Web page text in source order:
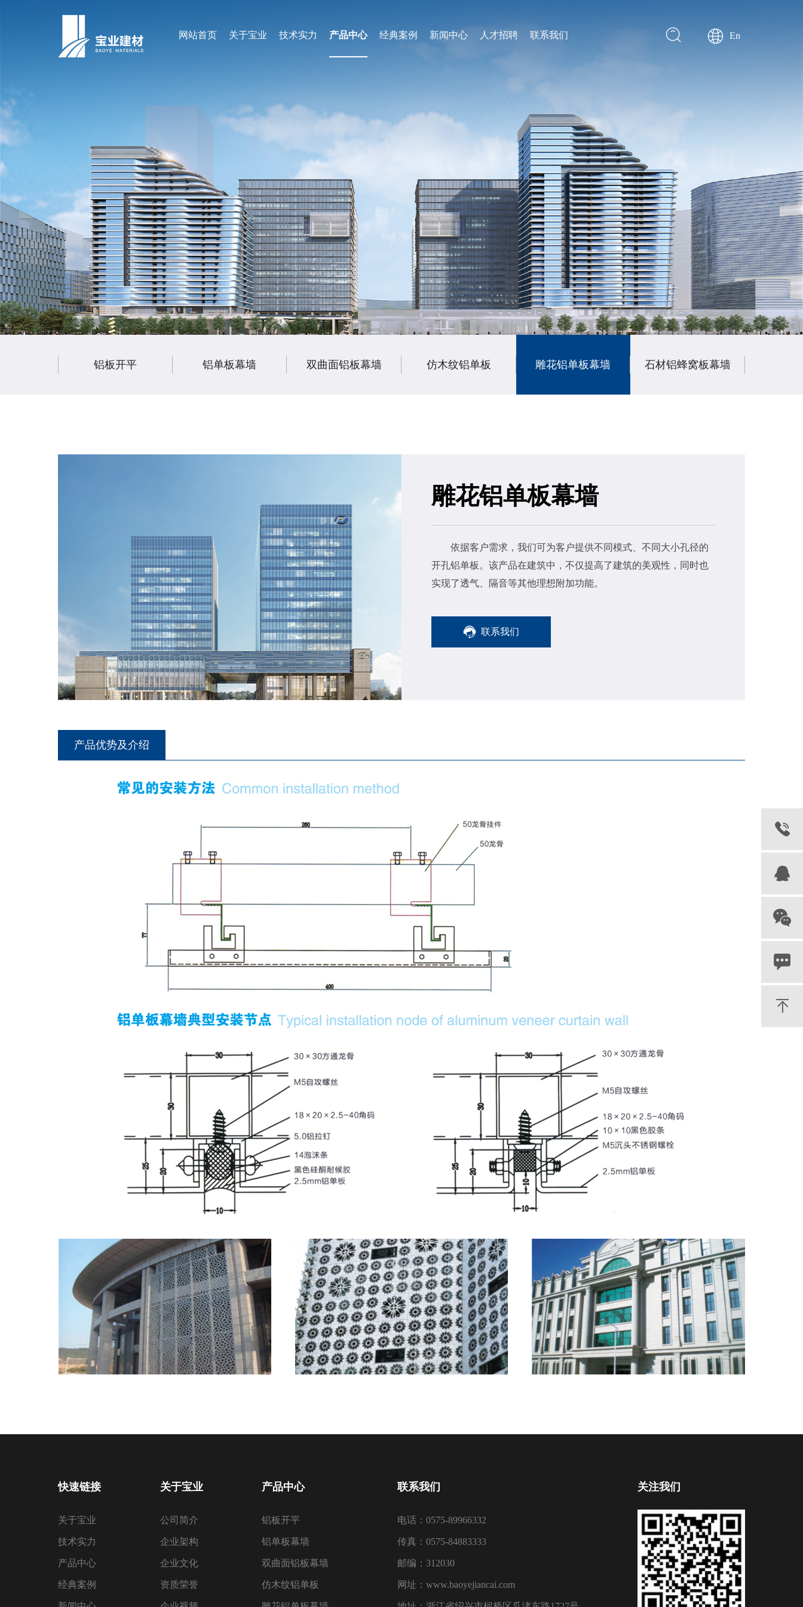
网站首页 关于宝业 技术实力 产品中心 经典案例 新闻中心 人才招聘 联系我们 En
铝板开平 铝单板幕墙 双曲面铝板幕墙 仿木纹铝单板 雕花铝单板幕墙 石材铝蜂窝板幕墙
雕花铝单板幕墙
依据客户需求，我们可为客户提供不同模式、不同大小孔径的
开孔铝单板。该产品在建筑中，不仅提高了建筑的美观性，同时也
实现了透气、隔音等其他理想附加功能。
联系我们
产品优势及介绍
快速链接
关于宝业
技术实力
产品中心
经典案例
关于宝业
公司简介
企业架构
企业文化
资质荣誉
产品中心
铝板开平
铝单板幕墙
双曲面铝板幕墙
仿木纹铝单板
联系我们
电话：0575-89966332
传真：0575-84883333
邮编：312030
网址：www.baoyejiancai.com
关注我们